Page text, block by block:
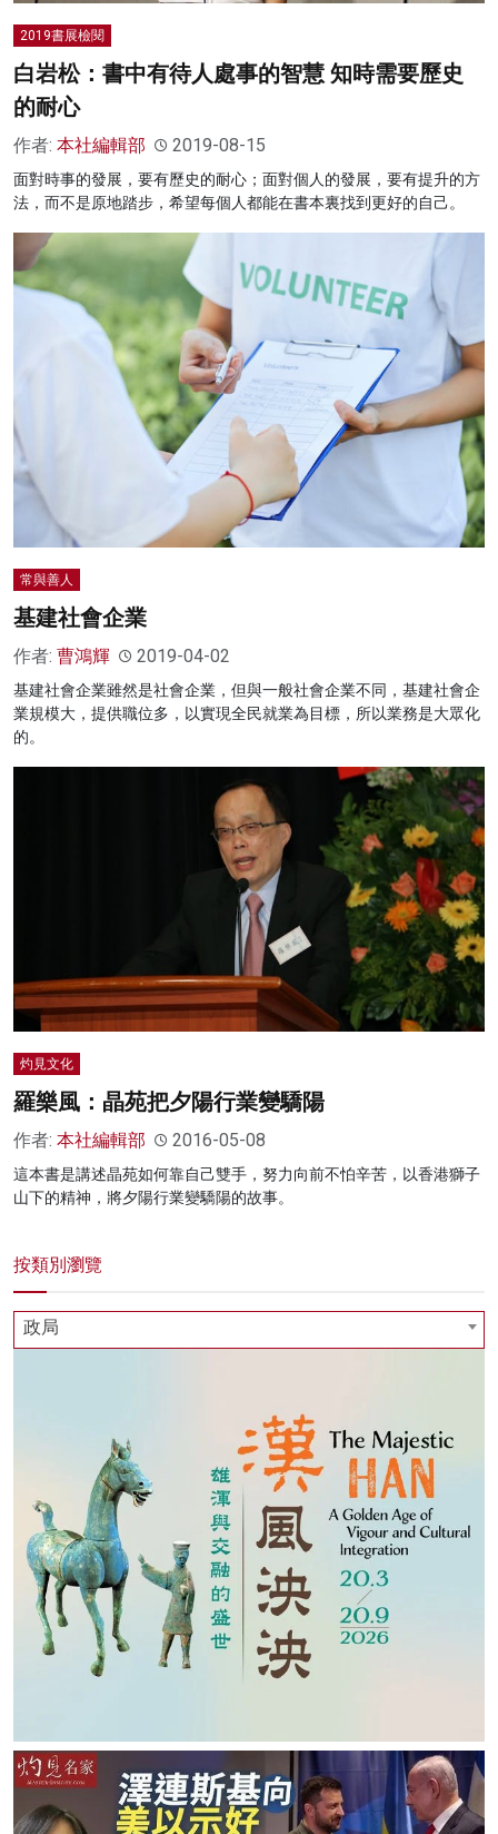
2019書展檢閱
白岩松：書中有待人處事的智慧 知時需要歷史
的耐心
作者: 本社編輯部 2019-08-15
面對時事的發展，要有歷史的耐心；面對個人的發展，要有提升的方
法，而不是原地踏步，希望每個人都能在書本裏找到更好的自己。
常與善人
基建社會企業
作者: 曹鴻輝 2019-04-02
基建社會企業雖然是社會企業，但與一般社會企業不同，基建社會企
業規模大，提供職位多，以實現全民就業為目標，所以業務是大眾化
的。
灼見文化
羅樂風：晶苑把夕陽行業變驕陽
作者: 本社編輯部 2016-05-08
這本書是講述晶苑如何靠自己雙手，努力向前不怕辛苦，以香港獅子
山下的精神，將夕陽行業變驕陽的故事。
按類別瀏覽
政局